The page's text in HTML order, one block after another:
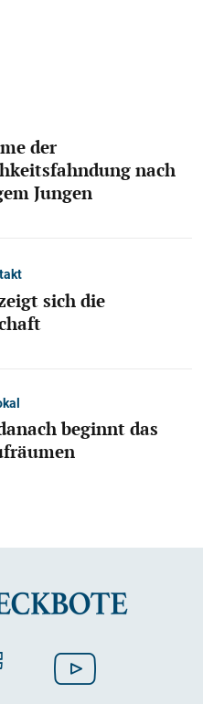
der
nach
Jungen
sich die
beginnt das